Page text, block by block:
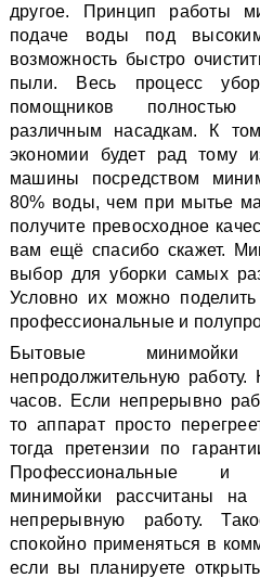
другое. Принцип работы
подаче воды под
возможность быстро
пыли. Весь процесс
помощников полностью
различным насадкам. К
экономии будет рад тому
машины посредством
80% воды, чем при мытье
получите превосходное
вам ещё спасибо скажет.
выбор для уборки самых
Условно их можно
профессиональные и
Бытовые
непродолжительную
часов. Если непрерывно
то аппарат просто
тогда претензии по
Профессиональные и
минимойки рассчитаны на
непрерывную работу.
спокойно применяться в
если вы планируете